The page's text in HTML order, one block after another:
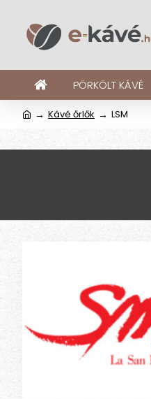
PÖRKÖLT KÁVÉ
Kávé őrlők LSM